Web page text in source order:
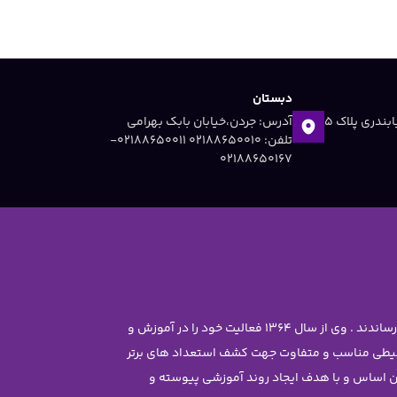
آدرس: جردن ،خیابان دریابندری پلاک 5
دبستان
آدرس: جردن،خیابان بابک بهرامی
تلفن: 02188650010 ۰۲۱۸۸۶۵۰۰۱۱-
۰۲۱۸۸۶۵۰۱۶۷
موسس مجموعه سرکار خانم معصومه جاویدی تحصیلات خود را در رشته مهندسی شیمی با رتبه ممتاز علمی در دانشگاه تهران به پایان رساندند . وی از سال 1364 فعالیت خود را در آموزش و
مناسب و متفاوت جهت کشف استعداد های برتر
غیر دولتی نرجس را تاسیس نمود . بر این اساس و با هدف ایجاد روند آموزشی پیوسته و